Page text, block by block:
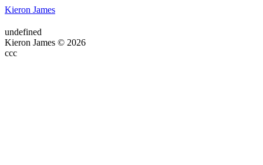
Kieron James
undefined
Kieron James © 2026
ссс